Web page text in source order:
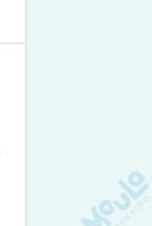
幌のおすす
オープン日
MouLa
石区の夏
とめ |
幌のおすす
オープン日
MouLa
区の夏祭
め |